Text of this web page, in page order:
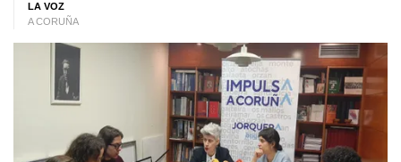
LA VOZ
A CORUÑA